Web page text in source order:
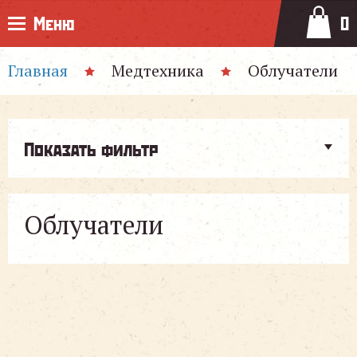
Меню 0
Главная Медтехника Облучатели
Облучатели
Показать фильтр